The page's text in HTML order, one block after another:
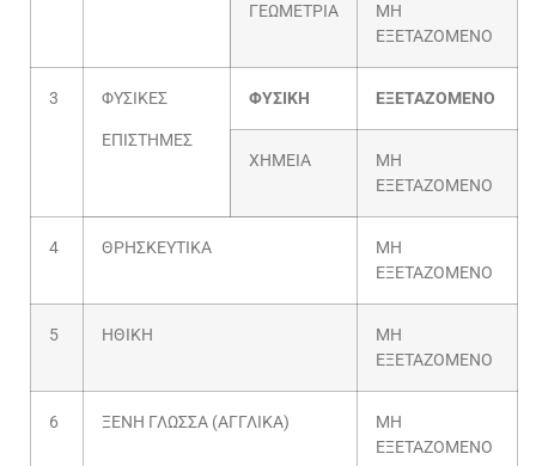
ΓΕΩΜΕΤΡΙΑ
ΜΗ
ΕΞΕΤΑΖΟΜΕΝΟ
3 ΦΥΣΙΚΕΣ
ΕΠΙΣΤΗΜΕΣ
ΦΥΣΙΚΗ ΕΞΕΤΑΖΟΜΕΝΟ
ΧΗΜΕΙΑ
ΜΗ
ΕΞΕΤΑΖΟΜΕΝΟ
4 ΘΡΗΣΚΕΥΤΙΚΑ
ΜΗ
ΕΞΕΤΑΖΟΜΕΝΟ
5 ΗΘΙΚΗ
ΜΗ
ΕΞΕΤΑΖΟΜΕΝΟ
6 ΞΕΝΗ ΓΛΩΣΣΑ (ΑΓΓΛΙΚΑ)
ΜΗ
ΕΞΕΤΑΖΟΜΕΝΟ